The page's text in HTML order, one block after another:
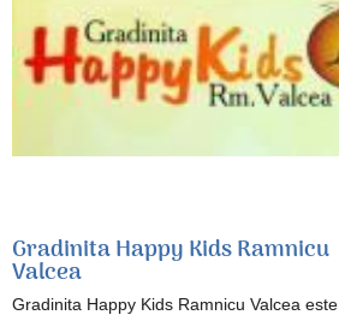
Gradinita Happy Kids Ramnicu
Valcea
Gradinita Happy Kids Ramnicu Valcea este